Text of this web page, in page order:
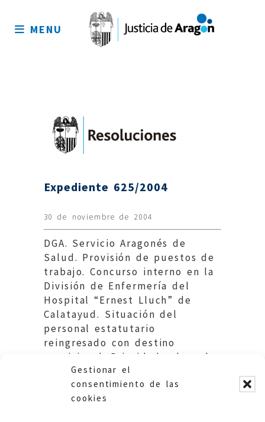
Gestionar el
consentimiento de las
cookies
sitio
MENU
Expediente 625/2004
30 de noviembre de 2004
DGA. Servicio Aragonés de
Salud. Provisión de puestos de
trabajo. Concurso interno en la
División de Enfermería del
Hospital “Ernest Lluch” de
Calatayud. Situación del
personal estatutario
reingresado con destino
provisional. Prioridad sobre el
personal interino.